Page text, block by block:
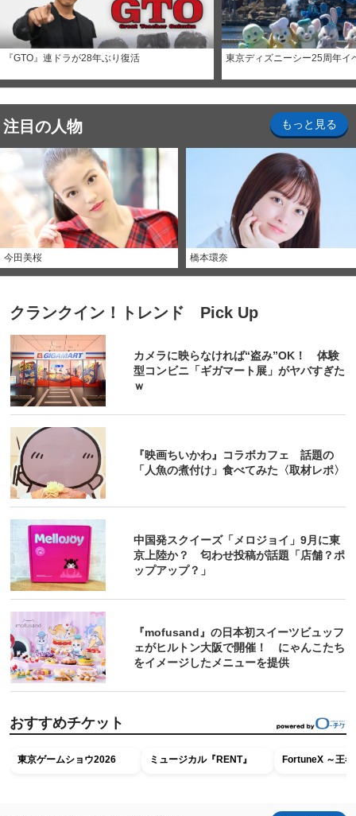
『GTO』連ドラが28年ぶり復活 東京ディズニーシー25周年イ
注目の人物 もっと見る
今田美桜 橋本環奈
クランクイン！トレンド Pick Up
カメラに映らなければ“盗み”OK！ 体験
型コンビニ「ギガマート展」がヤバすぎた
ｗ
『映画ちいかわ』コラボカフェ 話題の
「人魚の煮付け」食べてみた〈取材レポ〉
中国発スクイーズ「メロジョイ」9月に東
京上陸か？ 匂わせ投稿が話題「店舗？ポ
ップアップ？」
『mofusand』の日本初スイーツビュッフ
ェがヒルトン大阪で開催！ にゃんこたち
をイメージしたメニューを提供
おすすめチケット
東京ゲームショウ2026 ミュージカル『RENT』 FortuneX ～王